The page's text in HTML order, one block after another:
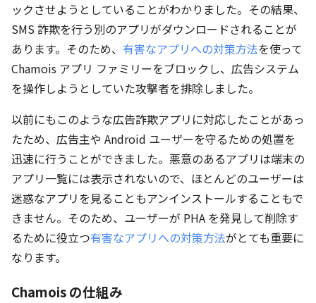
ックさせようとしていることがわかりました。その結果、
SMS 詐欺を行う別のアプリがダウンロードされることが
あります。そのため、 有害なアプリへの対策方法を使って
Chamois アプリ ファミリーをブロックし、広告システム
を操作しようとしていた攻撃者を排除しました。
以前にもこのような広告詐欺アプリに対応したことがあっ
たため、広告主や Android ユーザーを守るための処置を
迅速に行うことができました。悪意のあるアプリは端末の
アプリ一覧には表示されないので、ほとんどのユーザーは
迷惑なアプリを見ることもアンインストールすることもで
きません。そのため、ユーザーが PHA を発見して削除す
るために役立つ有害なアプリへの対策方法がとても重要に
なります。
Chamois の仕組み